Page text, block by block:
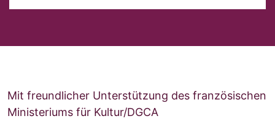
Mit freundlicher Unterstützung des französischen
Ministeriums für Kultur/DGCA